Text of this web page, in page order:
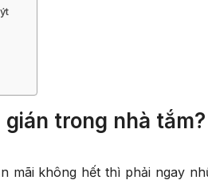
trong nhà tắm?
mãi không hết thì phải ngay